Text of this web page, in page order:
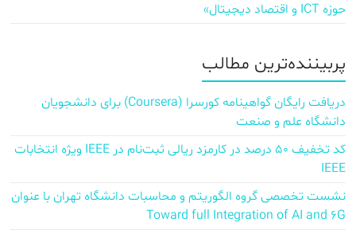
حوزه ICT و اقتصاد دیجیتال»
پربیننده‌ترین مطالب
دریافت رایگان گواهینامه کورسرا (Coursera) برای دانشجویان
دانشگاه علم و صنعت
کد تخفیف ۵۰ درصد در کارمزد ریالی ثبت‌نام در IEEE ویژه انتخابات
IEEE
نشست تخصصی گروه الگوریتم و محاسبات دانشگاه تهران با عنوان
Toward full Integration of AI and 6G